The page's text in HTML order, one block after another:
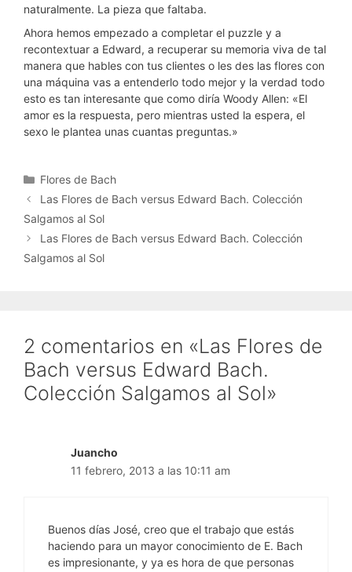
naturalmente. La pieza que faltaba.
Ahora hemos empezado a completar el puzzle y a
recontextuar a Edward, a recuperar su memoria viva de tal
manera que hables con tus clientes o les des las flores con
una máquina vas a entenderlo todo mejor y la verdad todo
esto es tan interesante que como diría Woody Allen: «El
amor es la respuesta, pero mientras usted la espera, el
sexo le plantea unas cuantas preguntas.»
Categorías
Flores de Bach
Las Flores de Bach versus Edward Bach. Colección
Salgamos al Sol
Las Flores de Bach versus Edward Bach. Colección
Salgamos al Sol
2 comentarios en «Las Flores de
Bach versus Edward Bach.
Colección Salgamos al Sol»
Juancho
11 febrero, 2013 a las 10:11 am
Buenos días José, creo que el trabajo que estás
haciendo para un mayor conocimiento de E. Bach
es impresionante, y ya es hora de que personas